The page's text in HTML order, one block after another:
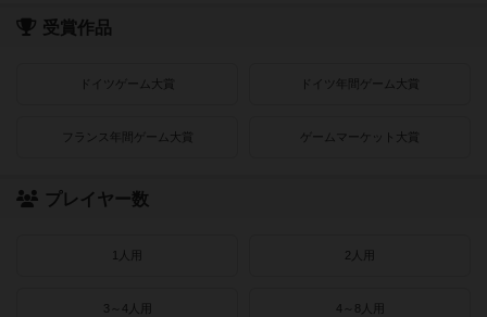
受賞作品
ドイツゲーム大賞 ドイツ年間ゲーム大賞
フランス年間ゲーム大賞 ゲームマーケット大賞
プレイヤー数
1人用 2人用
3～4人用 4～8人用